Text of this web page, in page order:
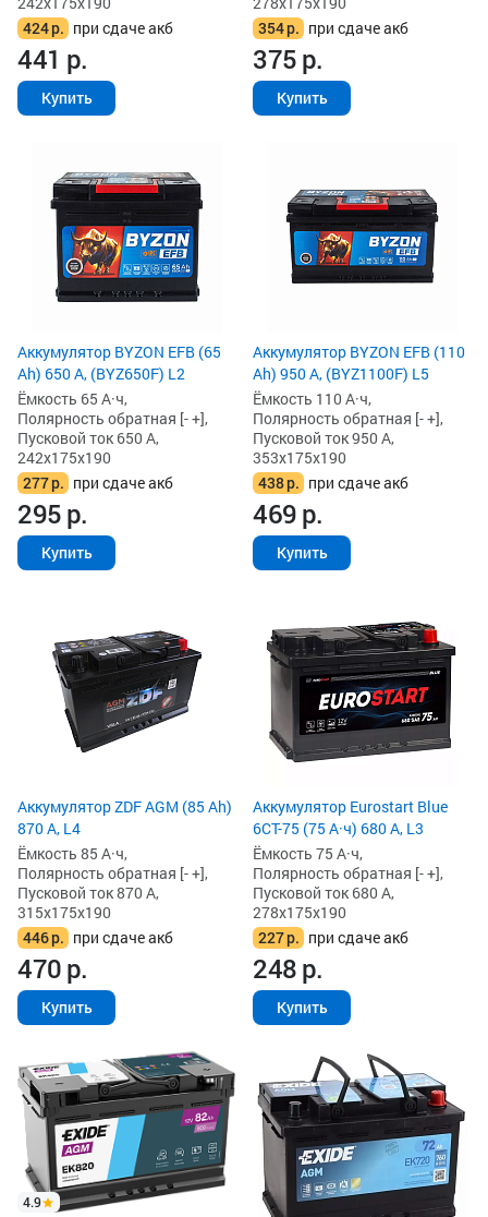
424р. при сдаче акб
441 р.
Купить
354р. при сдаче акб
375р.
Купить
Аккумулятор BYZON EFB (65
Ah) 650 А, (BYZ650F) L2
Ёмкость 65 А·ч,
Полярность обратная [- +],
Пусковой ток 650 А,
242x175x190
277р. при сдаче акб
295р.
Купить
Аккумулятор BYZON EFB (110
Ah) 950 А, (BYZ1100F) L5
Ёмкость 110 А·ч,
Полярность обратная [- +],
Пусковой ток 950 А,
353x175x190
438р. при сдаче акб
469р.
Купить
Аккумулятор ZDF AGM (85 Ah)
870 А, L4
Ёмкость 85 А·ч,
Полярность обратная [- +],
Пусковой ток 870 А,
315x175x190
446р. при сдаче акб
470р.
Купить
Аккумулятор Eurostart Blue
6CT-75 (75 А·ч) 680 А, L3
Ёмкость 75 А·ч,
Полярность обратная [- +],
Пусковой ток 680 А,
278x175x190
227р. при сдаче акб
248р.
Купить
4.9